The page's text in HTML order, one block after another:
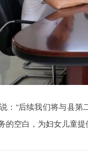
：“后续我们将与县
的空白，为妇女儿童